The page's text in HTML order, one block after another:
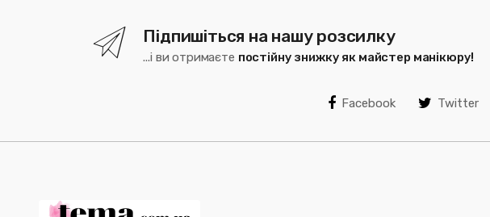
Підпишіться на нашу розсилку
...і ви отримаєте постійну знижку як майстер манікюру!
Facebook Twitter